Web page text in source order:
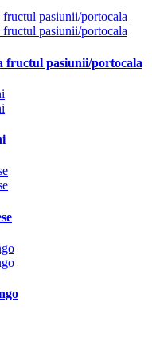
fructul pasiunii/portocala